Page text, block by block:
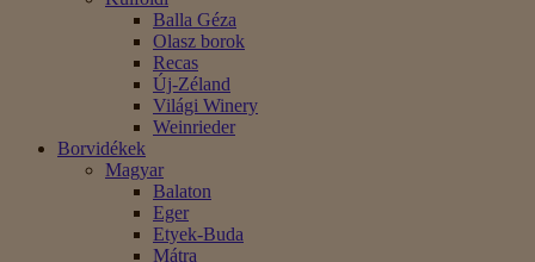
Balla Géza
Olasz borok
Recas
Új-Zéland
Világi Winery
Weinrieder
Borvidékek
Magyar
Balaton
Eger
Etyek-Buda
Mátra